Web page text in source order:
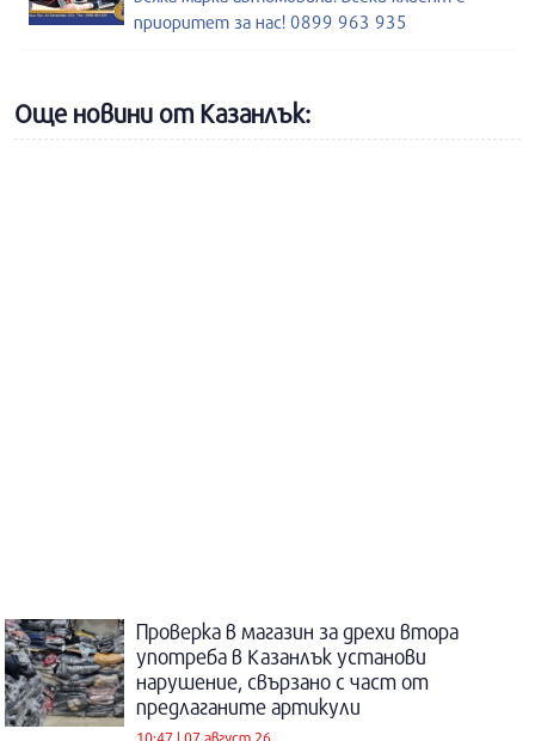
приоритет за нас! 0899 963 935
Още новини от Казанлък:
Проверка в магазин за дрехи втора
употреба в Казанлък установи
нарушение, свързано с част от
предлаганите артикули
10:47 | 07 август 26